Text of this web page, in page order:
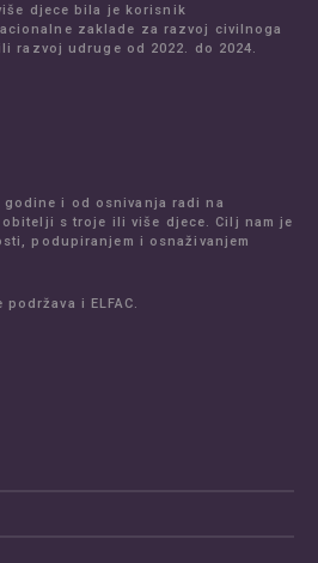
djece bila je korisnik
zaklade za razvoj civilnoga
razvoj udruge od 2022. do 2024.
godine i od osnivanja radi na
s troje ili više djece. Cilj nam je
podupiranjem i osnaživanjem
podržava i ELFAC.